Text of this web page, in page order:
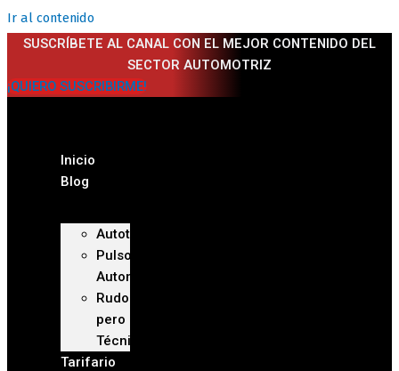
Ir al contenido
SUSCRÍBETE AL CANAL CON EL MEJOR CONTENIDO DEL
SECTOR AUTOMOTRIZ
¡QUIERO SUSCRIBIRME!
Inicio
Blog
Autoteca
Pulso
Automotriz
Rudo
pero
Técnico
Tarifario